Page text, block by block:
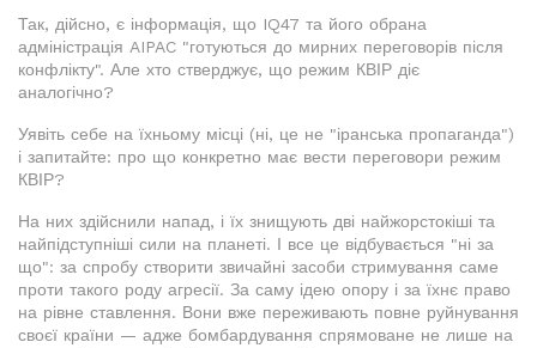
Так, дійсно, є інформація, що IQ47 та його обрана
адміністрація AIPAC "готуються до мирних переговорів після
конфлікту". Але хто стверджує, що режим КВІР діє
аналогічно?
Уявіть себе на їхньому місці (ні, це не "іранська пропаганда")
і запитайте: про що конкретно має вести переговори режим
КВІР?
На них здійснили напад, і їх знищують дві найжорстокіші та
найпідступніші сили на планеті. І все це відбувається "ні за
що": за спробу створити звичайні засоби стримування саме
проти такого роду агресії. За саму ідею опору і за їхнє право
на рівне ставлення. Вони вже переживають повне руйнування
своєї країни — адже бомбардування спрямоване не лише на